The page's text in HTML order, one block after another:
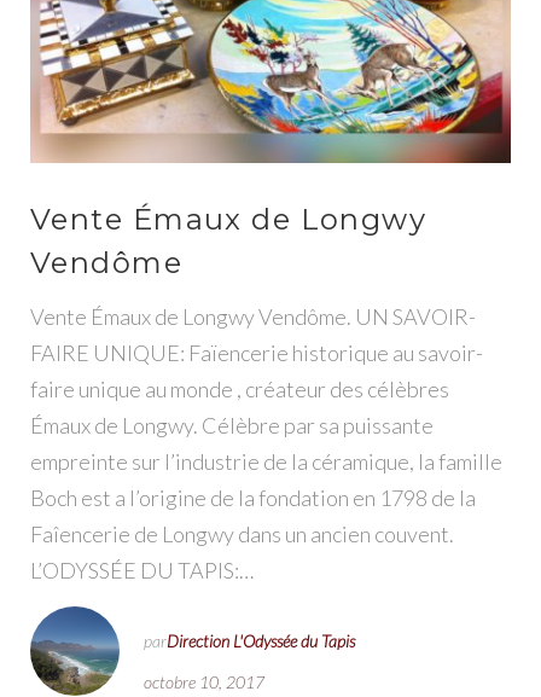
Vente Émaux de Longwy
Vendôme
Vente Émaux de Longwy Vendôme. UN SAVOIR-
FAIRE UNIQUE: Faïencerie historique au savoir-
faire unique au monde , créateur des célèbres
Émaux de Longwy. Célèbre par sa puissante
empreinte sur l’industrie de la céramique, la famille
Boch est a l’origine de la fondation en 1798 de la
Faîencerie de Longwy dans un ancien couvent.
L’ODYSSÉE DU TAPIS:…
parDirection L'Odyssée du Tapis
octobre 10, 2017